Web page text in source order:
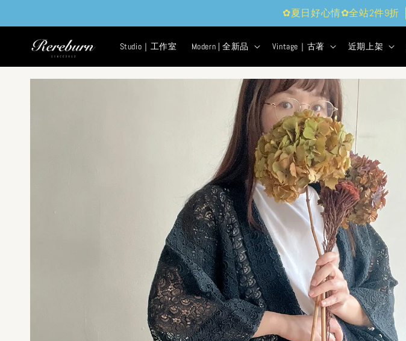
✿夏日好心情✿全站2件9折
Studio｜工作室 Modern | 全新品 Vintage｜古著 近期上架